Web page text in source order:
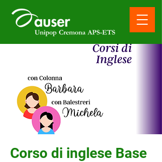
Corso di inglese Base